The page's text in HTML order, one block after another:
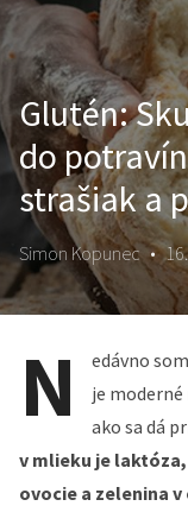
Glutén:
do
strašiak a
Simon Kopunec •
N
edávno
je
ako sa dá
v mlieku je
ovocie a zelenina